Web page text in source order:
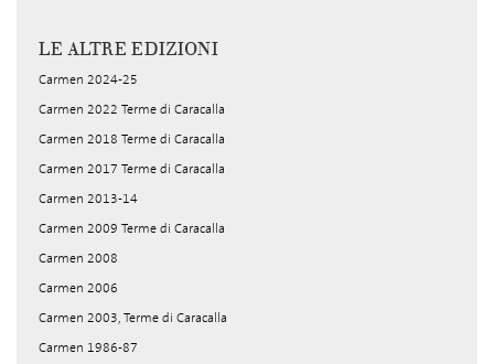
LE ALTRE EDIZIONI
Carmen 2024-25
Carmen 2022 Terme di Caracalla
Carmen 2018 Terme di Caracalla
Carmen 2017 Terme di Caracalla
Carmen 2013-14
Carmen 2009 Terme di Caracalla
Carmen 2008
Carmen 2006
Carmen 2003, Terme di Caracalla
Carmen 1986-87